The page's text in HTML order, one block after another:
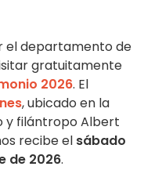
el departamento de
gratuitamente
2026. El
, ubicado en la
y filántropo Albert
recibe el sábado
de 2026.